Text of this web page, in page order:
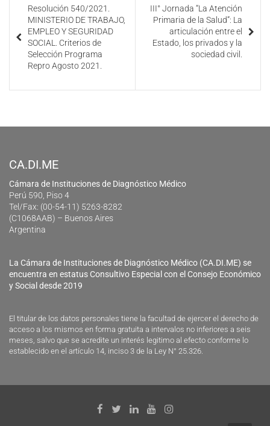
Resolución 540/2021.
MINISTERIO DE TRABAJO,
EMPLEO Y SEGURIDAD
SOCIAL. Criterios de
Selección Programa
Repro Agosto 2021.
III° Jornada “La Atención
Primaria de la Salud”: La
articulación entre el
Estado, los privados y la
sociedad civil.
CA.DI.ME
Cámara de Instituciones de Diagnóstico Médico
Perú 590, Piso 4
Tel/Fax: (00-54-11) 5263-8282
(C1068AAB) – Buenos Aires
Argentina
La Cámara de Instituciones de Diagnóstico Médico (CA.DI.ME) se
encuentra en estatus Consultivo Especial con el Consejo Económico
y Social desde 2019
El titular de los datos personales tiene la facultad de ejercer el derecho de
acceso a los mismos en forma gratuita a intervalos no inferiores a seis
meses, salvo que se acredite un interés legitimo al efecto conforme lo
establecido en el artículo 14, inciso 3 de la Ley N° 25.326.